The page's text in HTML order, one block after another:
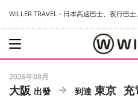
WILLER TRAVEL - 日本高速巴士、夜行巴
2026年08月
大阪 東京 充